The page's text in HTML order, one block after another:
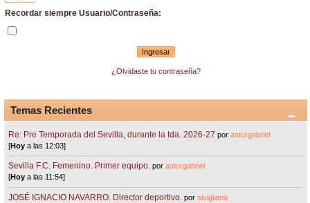
Recordar siempre Usuario/Contraseña:
¿Olvidaste tu contraseña?
Temas Recientes
Re: Pre Temporada del Sevilla, durante la tda. 2026-27 porasturgabriel
[Hoy a las 12:03]
Sevilla F.C. Femenino. Primer equipo. porasturgabriel
[Hoy a las 11:54]
JOSÉ IGNACIO NAVARRO. Director deportivo. porsivigliano